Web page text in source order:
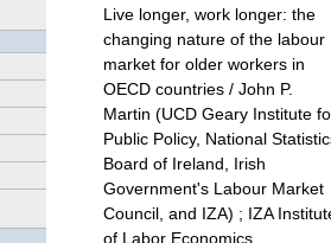
Live longer, work longer: the
changing nature of the labour
market for older workers in
OECD countries / John P.
Martin (UCD Geary Institute
Public Policy, National
Board of Ireland, Irish
Government's Labour Market
Council, and IZA) ; IZA
of Labor Economics